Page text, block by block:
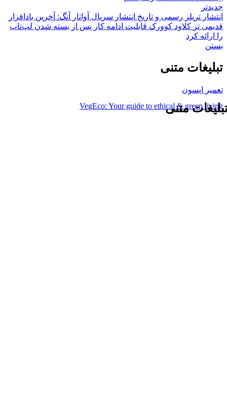
جدیدتر
انتشار تریلر رسمی و تاریخ انتشار سریال آواتار آنگ: آخرین بادافزار
قدیمی تر کلاود کوورک قابلیت ادامه کار پس از بسته شدن لپ‌تاپ
را ارائه کرد
بستن
تبلیغات متنی
تعمیر اپسون
VegEco: Your guide to ethical & green living
متنی